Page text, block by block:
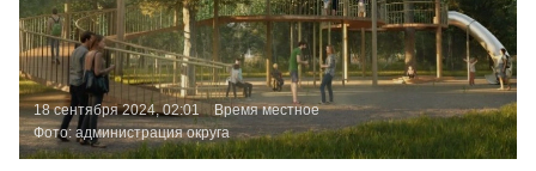
18 сентября 2024, 02:01
Время местное
Фото: администрация округа